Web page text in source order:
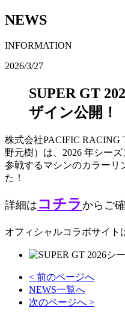
NEWS
INFORMATION
2026/3/27
SUPER GT
ザイン公開！
株式会社PACIFIC
野元樹）は、2026 年シー
参戦するマシンのカラーリ
た！
詳細は コチラ からご
オフィシャルコラボサイト
< 前のページへ
NEWS一覧へ
次のページへ >